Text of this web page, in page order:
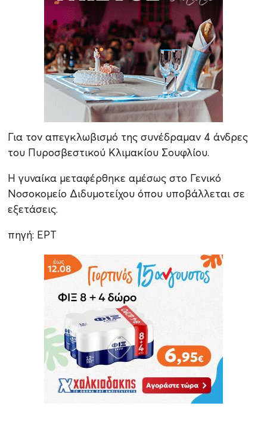
Για τον απεγκλωβισμό της συνέδραμαν 4 άνδρες
του Πυροσβεστικού Κλιμακίου Σουφλίου.
Η γυναίκα μεταφέρθηκε αμέσως στο Γενικό
Νοσοκομείο Διδυμοτείχουόπου υποβάλλεται σε
εξετάσεις.
πηγή: ΕΡΤ